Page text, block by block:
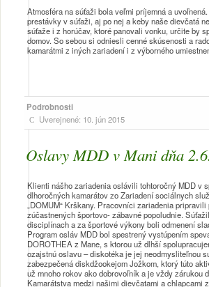
Atmosféra na súťaži bola veľmi príjemná a
prestávky v súťaži, aj po nej a keby naše dievčatá
súťaže i z horúčav, ktoré panovali vonku, určite by
domov. So sebou si odniesli cenné skúsenosti a
kamarátmi z iných zariadení i z výborného
Podrobnosti
Uverejnené: 10. jún 2015
Oslavy MDD v Mani dňa
Klienti nášho zariadenia oslávili tohtoročný MDD v
dlhoročných kamarátov zo Zariadení sociálnych
„DOMUM“ Krškany. Pracovníci zariadenia
zúčastnených športovo- zábavné popoludnie.
disciplínach a za športové výkony boli odmenení
Program osláv MDD bol spestrený vystúpením
DOROTHEA z Mane, s ktorou už dlhší
ozajstnú oslavu – diskotéka je jej neodmysliteľnou
zabezpečená diskdžookejom Jožkom, ktorý túto
už mnoho rokov ako dobrovoľník a je vždy zárukou
Kamarátstva medzi našimi dievčatami a chlapcami